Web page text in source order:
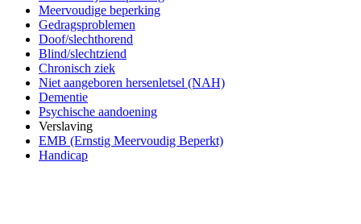
Meervoudige beperking
Gedragsproblemen
Doof/slechthorend
Blind/slechtziend
Chronisch ziek
Niet aangeboren hersenletsel (NAH)
Dementie
Psychische aandoening
Verslaving
EMB (Ernstig Meervoudig Beperkt)
Handicap